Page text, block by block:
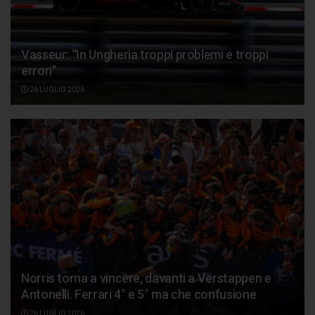
Vasseur: “In Ungheria troppi problemi e troppi
errori”
26 LUGLIO 2026
Norris torna a vincere, davanti a Verstappen e
Antonelli. Ferrari 4° e 5° ma che confusione